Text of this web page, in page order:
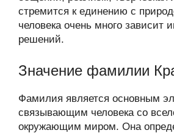
стремится к единению с
человека очень много зависит
решений.
Значение фамилии
Фамилия является основным
связывающим человека со
окружающим миром. Она